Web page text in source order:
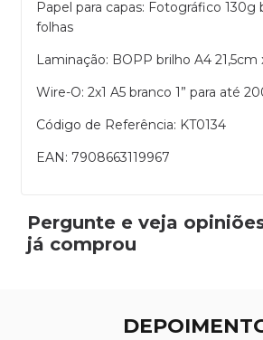
Papel para capas: Fotográfico 130g
folhas
Laminação: BOPP brilho A4 21,5cm
Wire-O: 2x1 A5 branco 1” para até
Código de Referência: KT0134
EAN: 7908663119967
Pergunte e veja
já comprou